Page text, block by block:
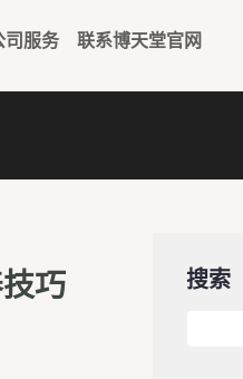
司服务 联系博天堂官网
巧
搜索